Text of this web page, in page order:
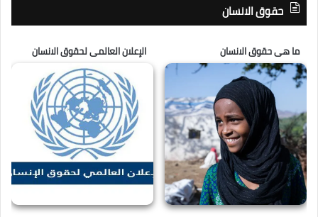
حقوق الانسان
ما هى حقوق الانسان الإعلان العالمى لحقوق الانسان